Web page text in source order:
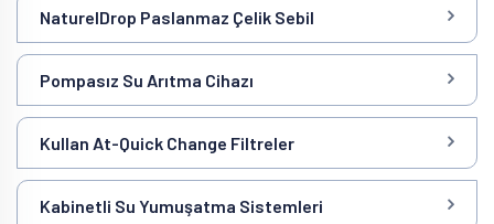
NaturelDrop Paslanmaz Çelik Sebil
Pompasız Su Arıtma Cihazı
Kullan At-Quick Change Filtreler
Kabinetli Su Yumuşatma Sistemleri